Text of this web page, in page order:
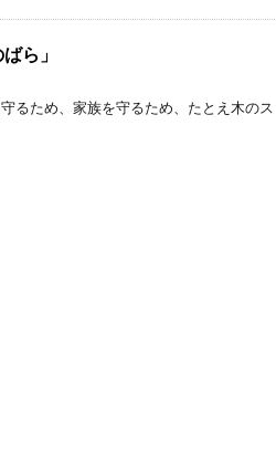
ら」
るため、家族を守るため、たとえ木のス